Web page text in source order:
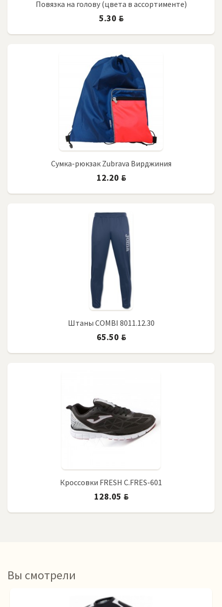
Повязка на голову (цвета в ассортименте)
5.30 BYN
Сумка-рюкзак Zubrava Вирджиния
12.20 BYN
Штаны COMBI 8011.12.30
65.50 BYN
Кроссовки FRESH C.FRES-601
128.05 BYN
Вы смотрели